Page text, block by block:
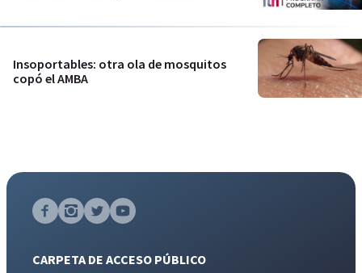
Insoportables: otra ola de mosquitos
copó el AMBA
CARPETA DE ACCESO PÚBLICO